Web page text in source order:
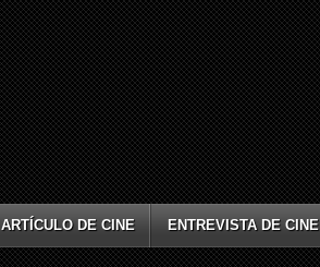
ARTÍCULO DE CINE ENTREVISTA DE CINE